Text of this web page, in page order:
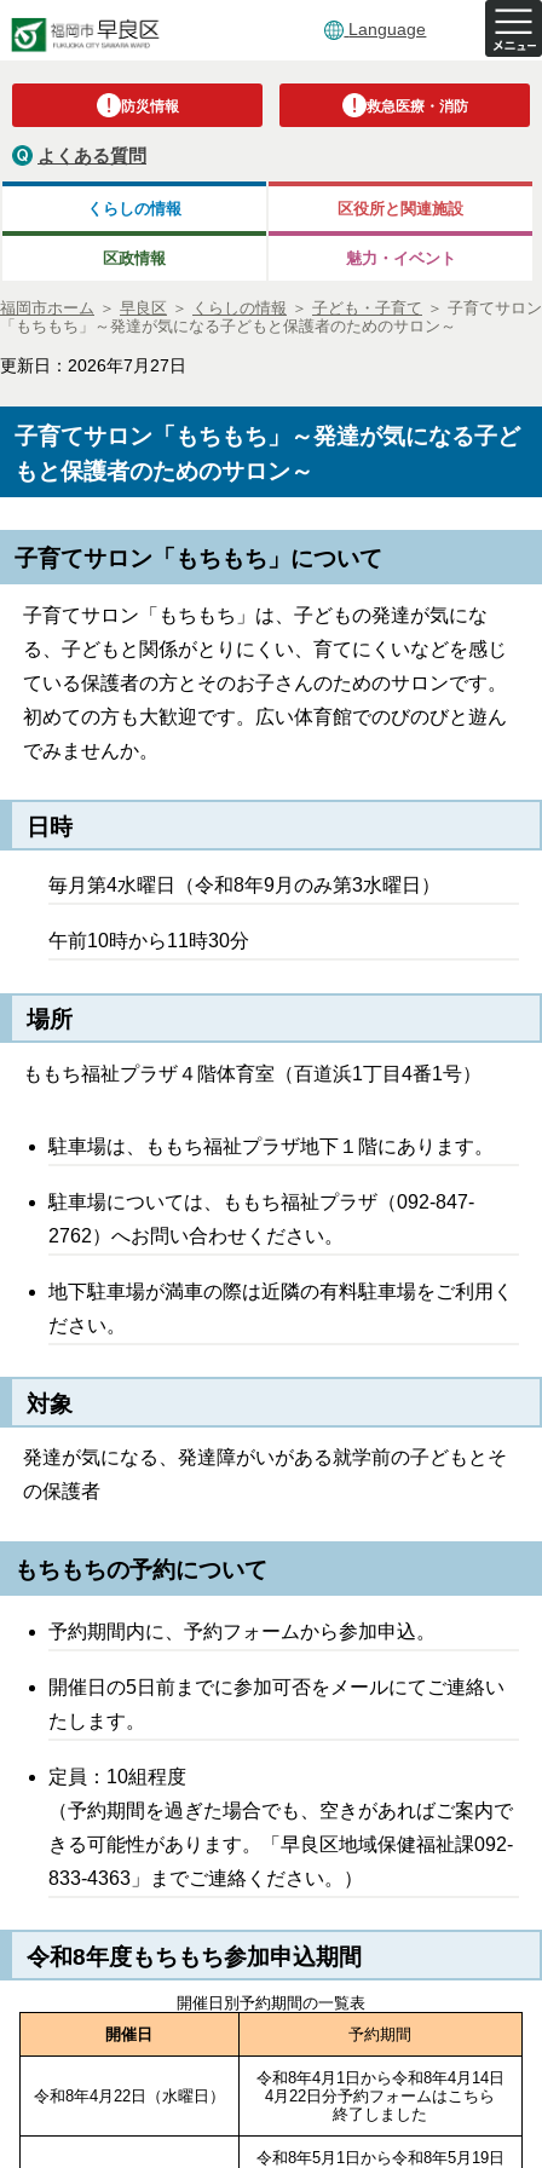
Language
防災情報 救急医療・消防
よくある質問
くらしの情報 区役所と関連施設
区政情報 魅力・イベント
福岡市ホーム ＞ 早良区 ＞ くらしの情報 ＞ 子ども・子育て ＞ 子育てサロン
「もちもち」～発達が気になる子どもと保護者のためのサロン～
更新日：2026年7月27日
子育てサロン「もちもち」～発達が気になる子ど
もと保護者のためのサロン～
子育てサロン「もちもち」について
子育てサロン「もちもち」は、子どもの発達が気にな
る、子どもと関係がとりにくい、育てにくいなどを感じ
ている保護者の方とそのお子さんのためのサロンです。
初めての方も大歓迎です。広い体育館でのびのびと遊ん
でみませんか。
日時
毎月第4水曜日（令和8年9月のみ第3水曜日）
午前10時から11時30分
場所
ももち福祉プラザ４階体育室（百道浜1丁目4番1号）
駐車場は、ももち福祉プラザ地下１階にあります。
駐車場については、ももち福祉プラザ（092-847-
2762）へお問い合わせください。
地下駐車場が満車の際は近隣の有料駐車場をご利用く
ださい。
対象
発達が気になる、発達障がいがある就学前の子どもとそ
の保護者
もちもちの予約について
予約期間内に、予約フォームから参加申込。
開催日の5日前までに参加可否をメールにてご連絡い
たします。
定員：10組程度
（予約期間を過ぎた場合でも、空きがあればご案内で
きる可能性があります。「早良区地域保健福祉課092-
833-4363」までご連絡ください。）
令和8年度もちもち参加申込期間
開催日別予約期間の一覧表
開催日
予約期間
令和8年4月22日（水曜日）
令和8年4月1日から令和8年4月14日
4月22日分予約フォームはこちら
終了しました
令和8年5月1日から令和8年5月19日